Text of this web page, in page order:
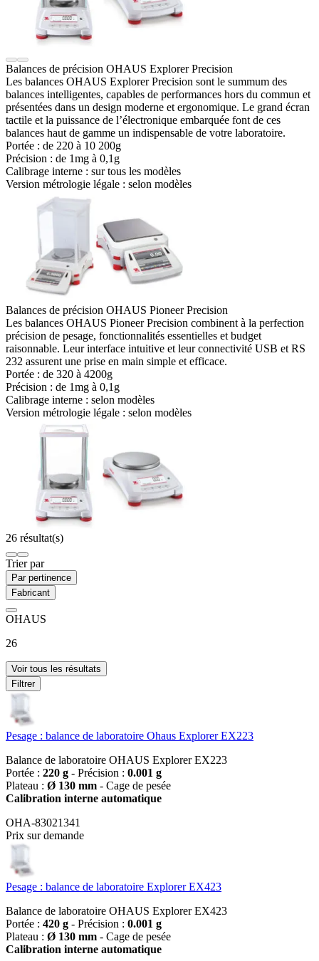
Balances de précision OHAUS Explorer Precision
Les balances OHAUS Explorer Precision sont le summum des
balances intelligentes, capables de performances hors du commun et
présentées dans un design moderne et ergonomique. Le grand écran
tactile et la puissance de l’électronique embarquée font de ces
balances haut de gamme un indispensable de votre laboratoire.
Portée : de 220 à 10 200g
Précision : de 1mg à 0,1g
Calibrage interne : sur tous les modèles
Version métrologie légale : selon modèles
Balances de précision OHAUS Pioneer Precision
Les balances OHAUS Pioneer Precision combinent à la perfection
précision de pesage, fonctionnalités essentielles et budget
raisonnable. Leur interface intuitive et leur connectivité USB et RS
232 assurent une prise en main simple et efficace.
Portée : de 320 à 4200g
Précision : de 1mg à 0,1g
Calibrage interne : selon modèles
Version métrologie légale : selon modèles
26 résultat(s)
Trier par
Par pertinence
Fabricant
OHAUS
26
Voir tous les résultats
Filtrer
Pesage : balance de laboratoire Ohaus Explorer EX223
Balance de laboratoire OHAUS Explorer EX223
Portée : 220 g - Précision : 0.001 g
Plateau : Ø 130 mm - Cage de pesée
Calibration interne automatique
OHA-83021341
Prix sur demande
Pesage : balance de laboratoire Explorer EX423
Balance de laboratoire OHAUS Explorer EX423
Portée : 420 g - Précision : 0.001 g
Plateau : Ø 130 mm - Cage de pesée
Calibration interne automatique